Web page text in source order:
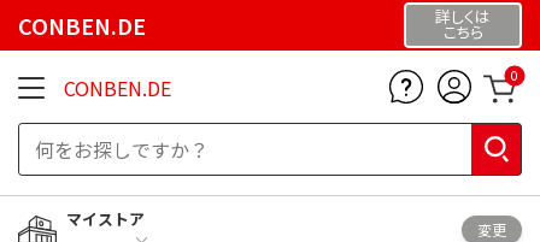
CONBEN.DE 詳しくは
こちら
CONBEN.DE 0
マイストア
変更